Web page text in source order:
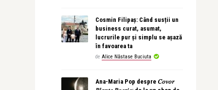
Cosmin Filipaș: Când susții un
business curat, asumat,
lucrurile pur și simplu se așază
în favoarea ta
de Alice Năstase Buciuta
Ana-Maria Pop despre 𝐶𝑜𝑣𝑜𝑟